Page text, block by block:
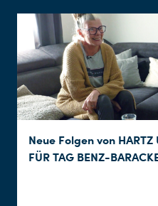
Neue Folgen von HARTZ
FÜR TAG BENZ-